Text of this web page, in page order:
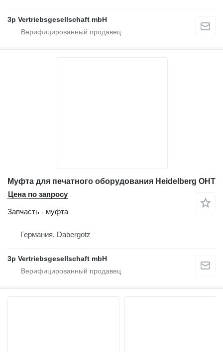
3p Vertriebsgesellschaft mbH
Муфта для печатного оборудования Heidelberg OHT
Цена по запросу
Запчасть - муфта
Германия, Dabergotz
3p Vertriebsgesellschaft mbH